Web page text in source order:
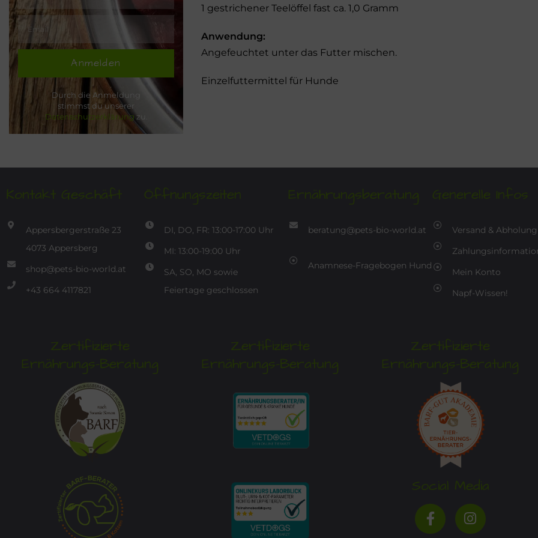
Anmelden
Durch die Anmeldung
stimmst du unserer
Datenschutzerklärungzu.
1 gestrichener Teelöffel fast ca. 1,0 Gramm
Anwendung:
Angefeuchtet unter das Futter mischen.
Einzelfuttermittel für Hunde
Kontakt Geschäft
Appersbergerstraße 23
4073 Appersberg
shop@pets-bio-world.at
+43 664 4117821
Öffnungszeiten
DI, DO, FR: 13:00-17:00 Uhr
MI: 13:00-19:00 Uhr
SA, SO, MO sowie
Feiertage geschlossen
Ernährungsberatung
beratung@pets-bio-world.at
Anamnese-Fragebogen Hund
Generelle Infos
Versand & Abholung
Mein Konto
Napf-Wissen!
Zertifizierte
Ernährungs-Beratung
Zertifizierte
Ernährungs-Beratung
Zertifizierte
Ernährungs-Beratung
Social Media